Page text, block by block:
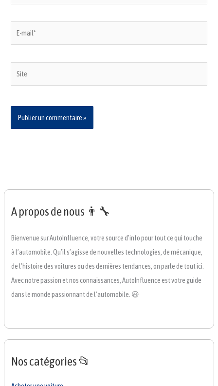
mail*
A propos de nous 👨‍🔧
Bienvenue sur AutoInfluence, votre source d’info pour tout ce qui touche
à l’automobile. Qu’il s’agisse de nouvelles technologies, de mécanique,
de l’histoire des voitures ou des dernières tendances, on parle de tout ici.
Avec notre passion et nos connaissances, AutoInfluence est votre guide
dans le monde passionnant de l’automobile. 😃
Nos catégories 📂